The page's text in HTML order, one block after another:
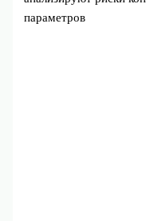
параметров